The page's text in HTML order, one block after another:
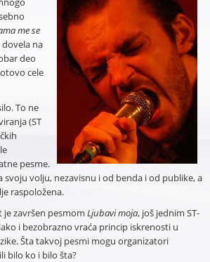
me se
dovela na
deo
cele
To ne
(ST
pesme.
svoju volju, nezavisnu i od benda i od publike, a
raspoložena.
završen pesmom Ljubavi moja, još jednim ST-
i bezobrazno vraća princip iskrenosti u
Šta takvoj pesmi mogu organizatori
bilo ko i bilo šta?